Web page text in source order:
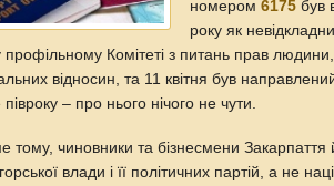
номером6175 був
року як
профільному Комітеті з питань прав
відносин, та 11 квітня був
– про нього нічого не чути.
тому, чиновники та бізнесмени Закарпаття
влади і її політичних партій, а не